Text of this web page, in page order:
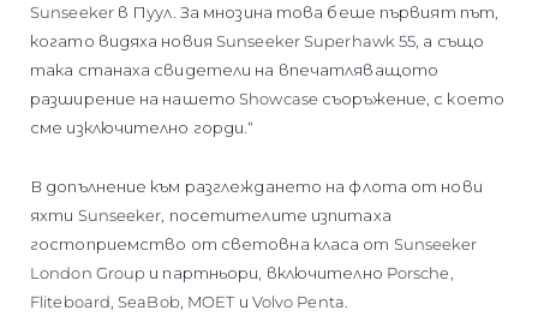
Sunseeker в Пуул. За мнозина това беше първият път,
когато видяха новия Sunseeker Superhawk 55, а също
така станаха свидетели на впечатляващото
разширение на нашето Showcase съоръжение, с което
сме изключително горди.“
В допълнение към разглеждането на флота от нови
яхти Sunseeker, посетителите изпитаха
гостоприемство от световна класа от Sunseeker
London Group и партньори, включително Porsche,
Fliteboard, SeaBob, MOET и Volvo Penta.